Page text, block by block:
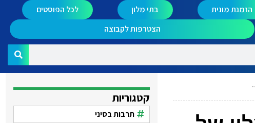
הזמנת מונית בתי מלון
לכל הפוסטים
הצטרפות לקבוצה
קטגוריות
תרבות בסיני